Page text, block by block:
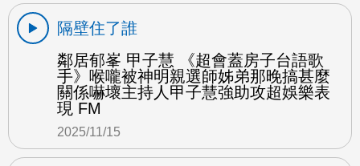
隔壁住了誰
鄰居郁峯 甲子慧 《超會蓋房子台語歌
手》喉嚨被神明親選師姊弟那晚搞甚麼
關係嚇壞主持人甲子慧強助攻超娛樂表
現 FM
2025/11/15